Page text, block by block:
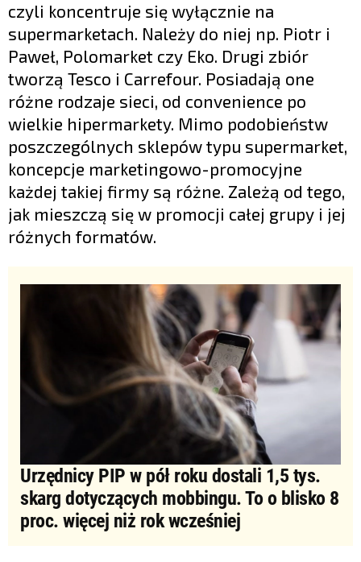
czyli koncentruje się wyłącznie na
supermarketach. Należy do niej np. Piotr i
Paweł, Polomarket czy Eko. Drugi zbiór
tworzą Tesco i Carrefour. Posiadają one
różne rodzaje sieci, od convenience po
wielkie hipermarkety. Mimo podobieństw
poszczególnych sklepów typu supermarket,
koncepcje marketingowo-promocyjne
każdej takiej firmy są różne. Zależą od tego,
jak mieszczą się w promocji całej grupy i jej
różnych formatów.
Urzędnicy PIP w pół roku dostali 1,5 tys.
skarg dotyczących mobbingu. To o blisko 8
proc. więcej niż rok wcześniej